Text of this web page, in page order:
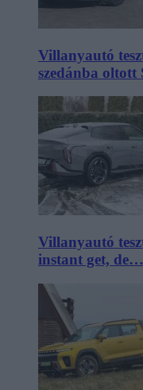
Villanyautó
szedánba oltott
Villanyautó
instant get, de…